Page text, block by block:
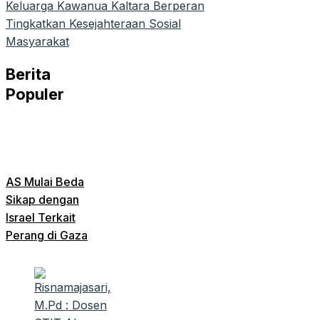
Keluarga Kawanua Kaltara Berperan
Tingkatkan Kesejahteraan Sosial
Masyarakat
Berita
Populer
AS Mulai Beda
Sikap dengan
Israel Terkait
Perang di Gaza